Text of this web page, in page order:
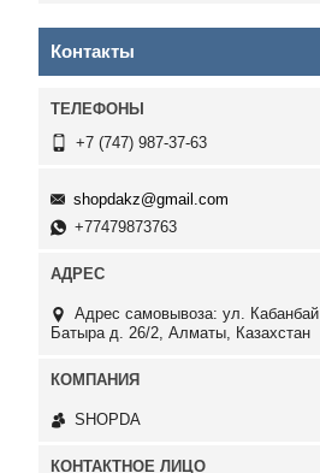
Контакты
+7 (747) 987-37-63
shopdakz@gmail.com
+77479873763
Адрес самовывоза: ул. Кабанбай
Батыра д. 26/2, Алматы, Казахстан
SHOPDA